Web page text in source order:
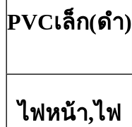
PVCเล็ก(ดำ)
ไฟหน้า,ไฟ